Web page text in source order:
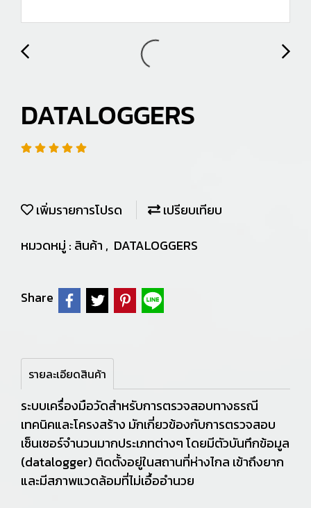
DATALOGGERS
เพิ่มรายการโปรด
เปรียบเทียบ
หมวดหมู่ : สินค้า , DATALOGGERS
Share
รายละเอียดสินค้า
ระบบเครื่องมือวัดสำหรับการตรวจสอบทางธรณี
เทคนิคและโครงสร้าง มักเกี่ยวข้องกับการตรวจสอบ
เซ็นเซอร์จำนวนมากประเภทต่างๆ โดยมีตัวบันทึกข้อมูล
(datalogger) ติดตั้งอยู่ในสถานที่ห่างไกล เข้าถึงยาก
และมีสภาพแวดล้อมที่ไม่เอื้ออำนวย